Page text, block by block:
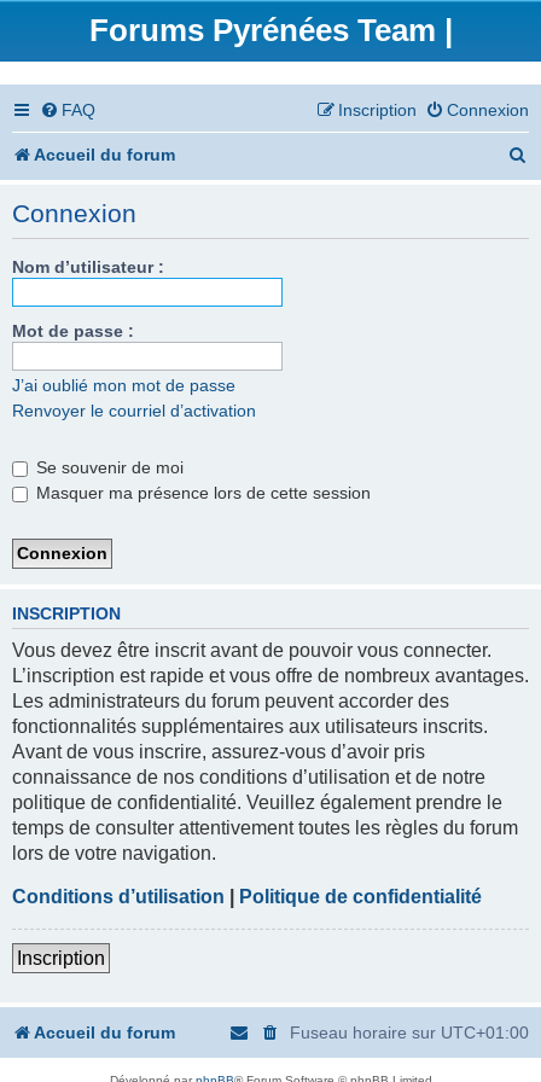
Forums Pyrénées Team |
FAQ Connexion
Inscription
Accueil du forum
Connexion
Nom d’utilisateur :
Mot de passe :
J’ai oublié mon mot de passe
Renvoyer le courriel d’activation
Se souvenir de moi
Masquer ma présence lors de cette session
INSCRIPTION
Vous devez être inscrit avant de pouvoir vous connecter.
L’inscription est rapide et vous offre de nombreux avantages.
Les administrateurs du forum peuvent accorder des
fonctionnalités supplémentaires aux utilisateurs inscrits.
Avant de vous inscrire, assurez-vous d’avoir pris
connaissance de nos conditions d’utilisation et de notre
politique de confidentialité. Veuillez également prendre le
temps de consulter attentivement toutes les règles du forum
lors de votre navigation.
Conditions d’utilisation Politique de confidentialité
Inscription
Accueil du forum Fuseau horaire sur UTC+01:00